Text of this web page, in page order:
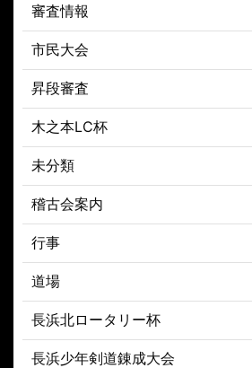
審査情報
市民大会
昇段審査
木之本LC杯
未分類
稽古会案内
行事
道場
長浜北ロータリー杯
長浜少年剣道錬成大会